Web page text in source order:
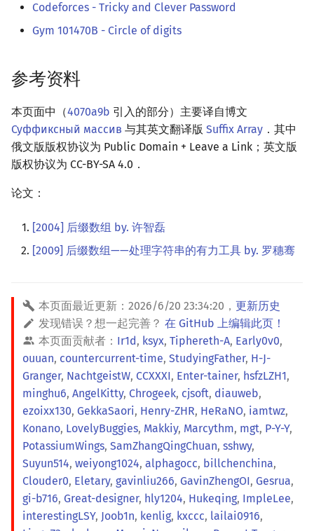
Codeforces - Tricky and Clever Password
Gym 101470B - Circle of digits
参考资料
本页面中（4070a9b 引入的部分）主要译自博文
Суффиксный массив 与其英文翻译版 Suffix Array ．其中
俄文版版权协议为 Public Domain + Leave a Link；英文版
版权协议为 CC-BY-SA 4.0．
论文：
[2004] 后缀数组 by. 许智磊
[2009] 后缀数组——处理字符串的有力工具 by. 罗穗骞
本页面最近更新： 2026/6/20 23:34:20 ， 更新历史
发现错误？想一起完善？ 在 GitHub 上编辑此页！
本页面贡献者： Ir1d , ksyx, Tiphereth-A, Early0v0,
ouuan, countercurrent-time, StudyingFather, H-J-
Granger, NachtgeistW, CCXXXI, Enter-tainer, hsfzLZH1,
minghu6, AngelKitty, Chrogeek, cjsoft, diauweb,
ezoixx130, GekkaSaori, Henry-ZHR, HeRaNO, iamtwz,
Konano, LovelyBuggies, Makkiy, Marcythm, mgt, P-Y-Y,
PotassiumWings, SamZhangQingChuan, sshwy,
Suyun514, weiyong1024, alphagocc, billchenchina,
Clouder0, Eletary, gavinliu266, GavinZhengOI, Gesrua,
gi-b716, Great-designer, hly1204, Hukeqing, ImpleLee,
interestingLSY, Joob1n, kenlig, kxccc, lailai0916,